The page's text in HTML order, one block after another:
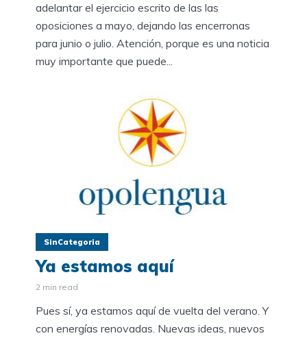
adelantar el ejercicio escrito de las las
oposiciones a mayo, dejando las encerronas
para junio o julio. Atención, porque es una noticia
muy importante que puede...
SinCategoria
Ya estamos aquí
2 min read
Pues sí, ya estamos aquí de vuelta del verano. Y
con energías renovadas. Nuevas ideas, nuevos